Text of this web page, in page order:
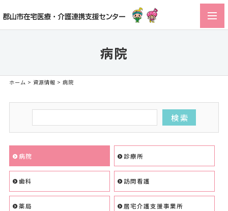
病院
ホーム > 資源情報 > 病院
病院 診療所
歯科 訪問看護
薬局 居宅介護支援事業所